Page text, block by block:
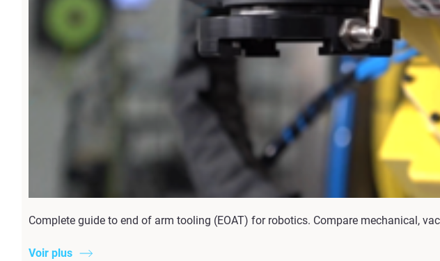
Complete guide to end of arm tooling (EOAT) for robotics. Compare mechanical,
Voir plus